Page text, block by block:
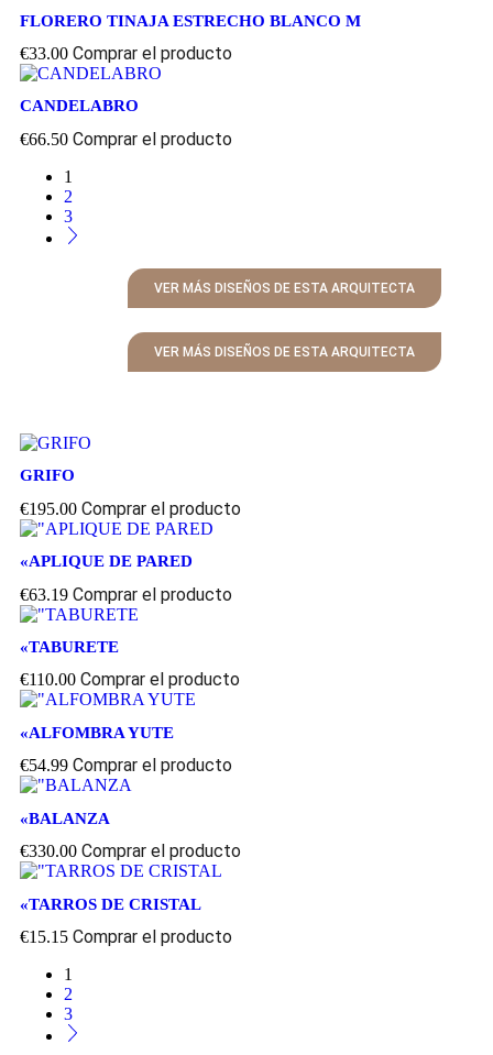
FLORERO TINAJA ESTRECHO BLANCO M
€33.00 Comprar el producto
CANDELABRO
€66.50 Comprar el producto
1
2
3
VER MÁS DISEÑOS DE ESTA ARQUITECTA
VER MÁS DISEÑOS DE ESTA ARQUITECTA
GRIFO
€195.00 Comprar el producto
«APLIQUE DE PARED
€63.19 Comprar el producto
«TABURETE
€110.00 Comprar el producto
«ALFOMBRA YUTE
€54.99 Comprar el producto
«BALANZA
€330.00 Comprar el producto
«TARROS DE CRISTAL
€15.15 Comprar el producto
1
2
3